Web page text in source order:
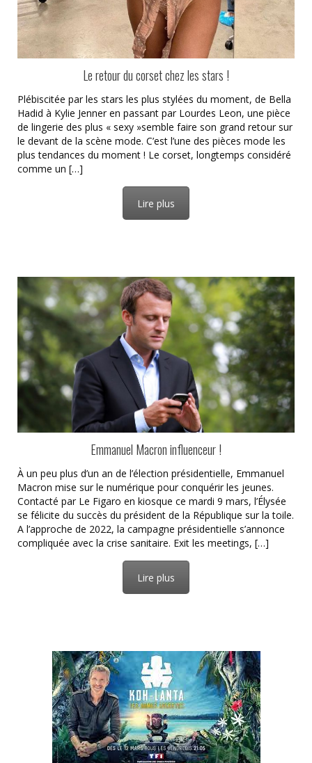
Le retour du corset chez les stars !
Plébiscitée par les stars les plus stylées du moment, de Bella
Hadid à Kylie Jenner en passant par Lourdes Leon, une pièce
de lingerie des plus « sexy »semble faire son grand retour sur
le devant de la scène mode. C’est l’une des pièces mode les
plus tendances du moment ! Le corset, longtemps considéré
comme un […]
Lire plus
Emmanuel Macron influenceur !
À un peu plus d’un an de l’élection présidentielle, Emmanuel
Macron mise sur le numérique pour conquérir les jeunes.
Contacté par Le Figaro en kiosque ce mardi 9 mars, l’Élysée
se félicite du succès du président de la République sur la toile.
A l’approche de 2022, la campagne présidentielle s’annonce
compliquée avec la crise sanitaire. Exit les meetings, […]
Lire plus